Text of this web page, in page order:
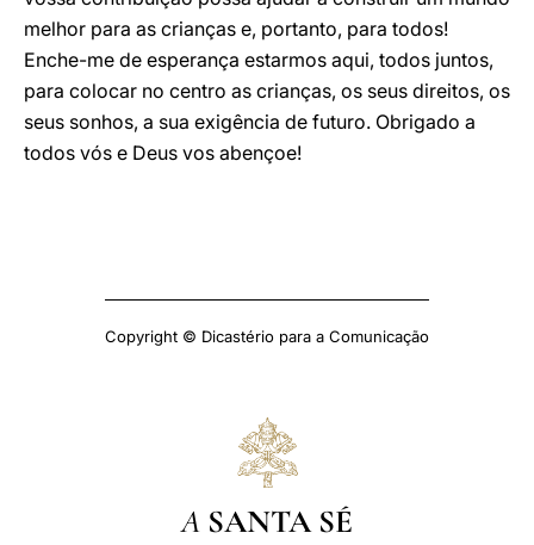
melhor para as crianças e, portanto, para todos!
Enche-me de esperança estarmos aqui, todos juntos,
para colocar no centro as crianças, os seus direitos, os
seus sonhos, a sua exigência de futuro. Obrigado a
todos vós e Deus vos abençoe!
Copyright © Dicastério para a Comunicação
A SANTA SÉ